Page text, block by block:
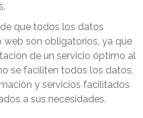
que todos los datos
son obligatorios, ya que
de un servicio óptimo al
se faciliten todos los datos,
y servicios facilitados
a sus necesidades.